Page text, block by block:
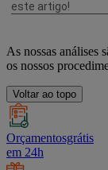
As nossas análises
os nossos
Voltar ao topo
Orçamentosgrátis
em 24h